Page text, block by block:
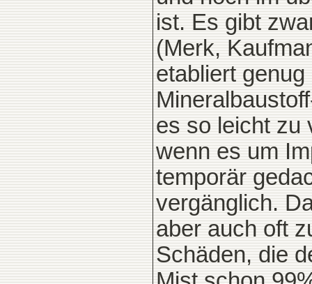
ist. Es gibt
(Merk,
etabliert
es so leicht zu
wenn es um
temporär
vergänglich.
aber auch oft
Schäden, die